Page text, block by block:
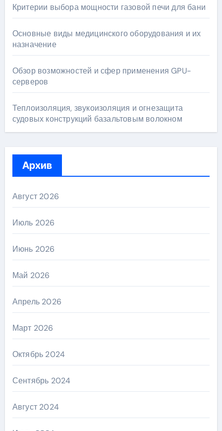
Критерии выбора мощности газовой печи для бани
Основные виды медицинского оборудования и их
назначение
Обзор возможностей и сфер применения GPU-
серверов
Теплоизоляция, звукоизоляция и огнезащита
судовых конструкций базальтовым волокном
Архив
Август 2026
Июль 2026
Июнь 2026
Май 2026
Апрель 2026
Март 2026
Октябрь 2024
Сентябрь 2024
Август 2024